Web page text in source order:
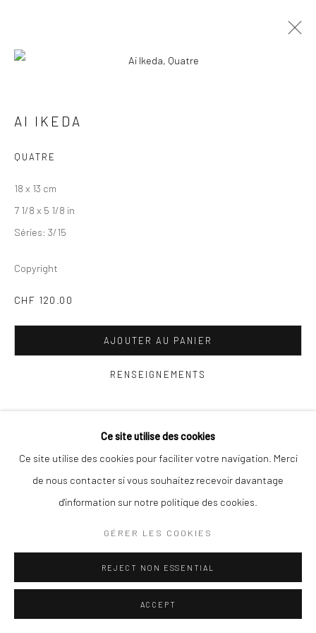
AI IKEDA
BOUTIQUE
COPYRIGHT © 2025 TRACE-ECART ET ALTITUDES
SITE CONÇU PAR ARTLOGIC
Ce site utilise des cookies
Ce site utilise des cookies pour faciliter votre navigation. Merci
de nous contacter si vous souhaitez recevoir davantage
d'information sur notre politique des cookies.
GÉRER LES COOKIES
REJECT NON ESSENTIAL
ACCEPT
AI IKEDA
QUATRE
18 x 13 cm
7 1/8 x 5 1/8 in
Séries: 3/15
Copyright
CHF 120.00
AJOUTER AU PANIER
RENSEIGNEMENTS